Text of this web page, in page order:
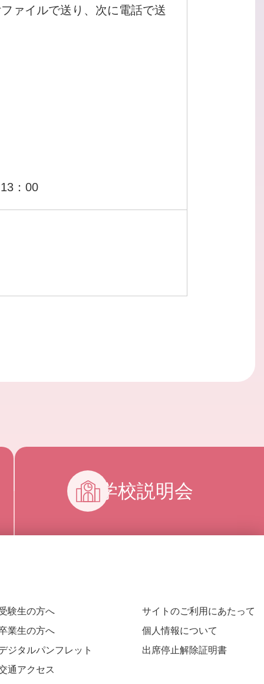
ァイルで送り、次に電話で送
：00
学校説明会
験生の方へ
業生の方へ
ジタルパンフレット
通アクセス
サイトのご利用にあたって
個人情報について
出席停止解除証明書